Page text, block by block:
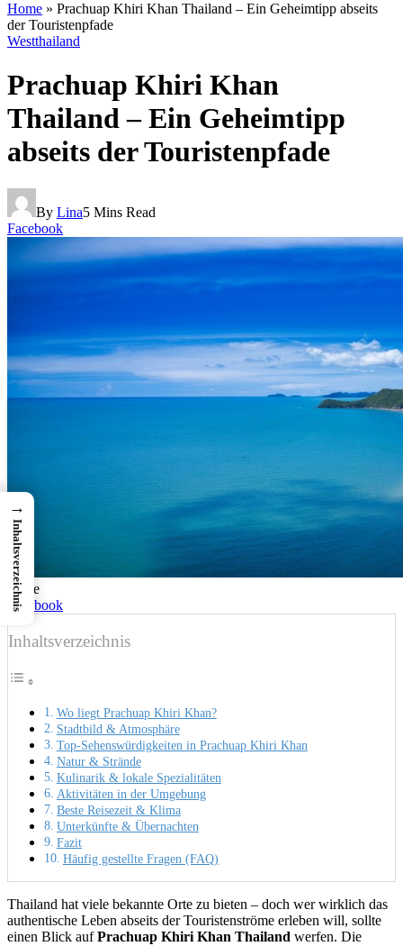
Home » Prachuap Khiri Khan Thailand – Ein Geheimtipp abseits
der Touristenpfade
Westthailand
Prachuap Khiri Khan
Thailand – Ein Geheimtipp
abseits der Touristenpfade
By Lina5 Mins Read
Facebook
Share
Facebook
Inhaltsverzeichnis
Wo liegt Prachuap Khiri Khan?
Stadtbild & Atmosphäre
Top-Sehenswürdigkeiten in Prachuap Khiri Khan
Natur & Strände
Kulinarik & lokale Spezialitäten
Aktivitäten in der Umgebung
Beste Reisezeit & Klima
Unterkünfte & Übernachten
Fazit
Häufig gestellte Fragen (FAQ)
Thailand hat viele bekannte Orte zu bieten – doch wer wirklich das
authentische Leben abseits der Touristenströme erleben will, sollte
einen Blick aufPrachuap Khiri Khan Thailand werfen. Die
→
Inhaltsverzeichnis